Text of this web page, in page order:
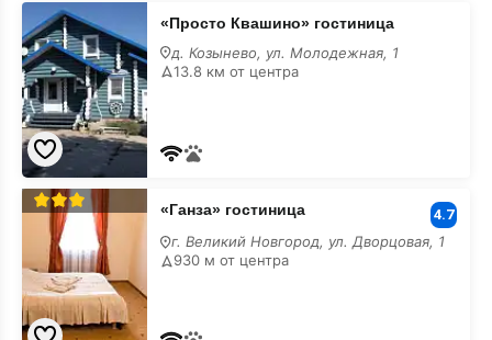
«Просто
Квашино»
гостиница
«Просто Квашино» гостиница
д. Козынево, ул. Молодежная, 1
13.8 км от центра
«Ганза»
гостиница
«Ганза» гостиница 4.7
г. Великий Новгород, ул. Дворцовая, 1
930 м от центра